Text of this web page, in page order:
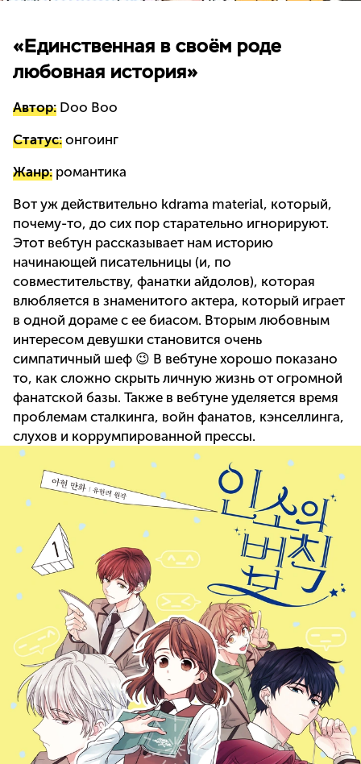
«Единственная в своём роде
любовная история»
Автор: Doo Boo
Статус: онгоинг
Жанр: романтика
Вот уж действительно kdrama material, который,
почему-то, до сих пор старательно игнорируют.
Этот вебтун рассказывает нам историю
начинающей писательницы (и, по
совместительству, фанатки айдолов), которая
влюбляется в знаменитого актера, который играет
в одной дораме с ее биасом. Вторым любовным
интересом девушки становится очень
симпатичный шеф 😉 В вебтуне хорошо показано
то, как сложно скрыть личную жизнь от огромной
фанатской базы. Также в вебтуне уделяется время
проблемам сталкинга, войн фанатов, кэнселлинга,
слухов и коррумпированной прессы.